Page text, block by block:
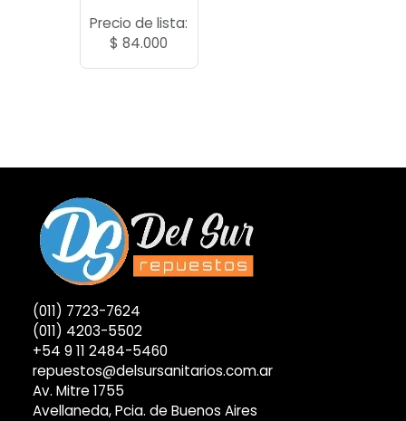
Precio de lista:
$ 84.000
(011) 7723-7624
(011) 4203-5502
+54 9 11 2484-5460
repuestos@delsursanitarios.com.ar
Av. Mitre 1755
Avellaneda, Pcia. de Buenos Aires